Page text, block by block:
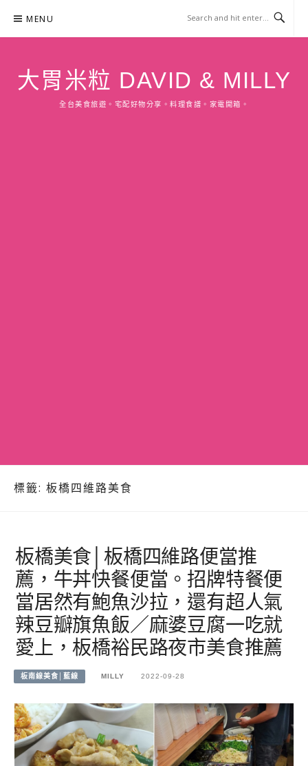
content
MENU
大胃米粒 DAVID & MILLY
全台美食旅遊。宅配好物分享。料理食譜。家電開箱。
標籤: 板橋四維路美食
板橋美食│板橋四維路便當推
薦，牛丼快餐便當。招牌特餐便
當居然有鮑魚沙拉，還有超人氣
辣豆瓣旗魚飯／麻婆豆腐一吃就
愛上，板橋裕民路夜市美食推薦
板南線美食│藍線 MILLY 2022-09-28